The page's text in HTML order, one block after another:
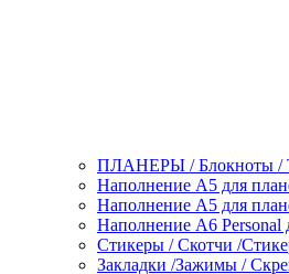
ПЛАНЕРЫ / Блокноты /
Наполнение А5 для
Наполнение А5 для
Наполнение А6 Personal
Стикеры / Скотчи /
Закладки /Зажимы /